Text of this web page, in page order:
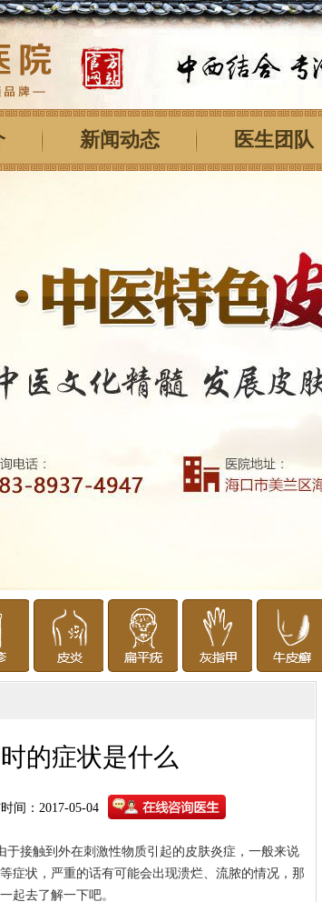
新闻动态 医生团队
的症状是什么
间：2017-05-04
于接触到外在刺激性物质引起的皮肤炎症，一般来说
症状，严重的话有可能会出现溃烂、流脓的情况，那
起去了解一下吧。